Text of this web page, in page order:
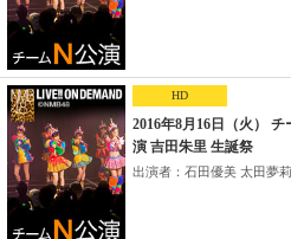
HD
2016年8月16日（火）
演 吉田朱里 生誕祭
出演者：石田優美 太田夢莉